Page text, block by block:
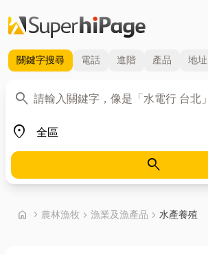
關鍵字搜尋 電話 進階 產品 地址
search
關鍵字
place
地區
search
home chevron_right 首頁
農林漁牧 chevron_right 漁業及漁產品 chevron_right 水產養殖